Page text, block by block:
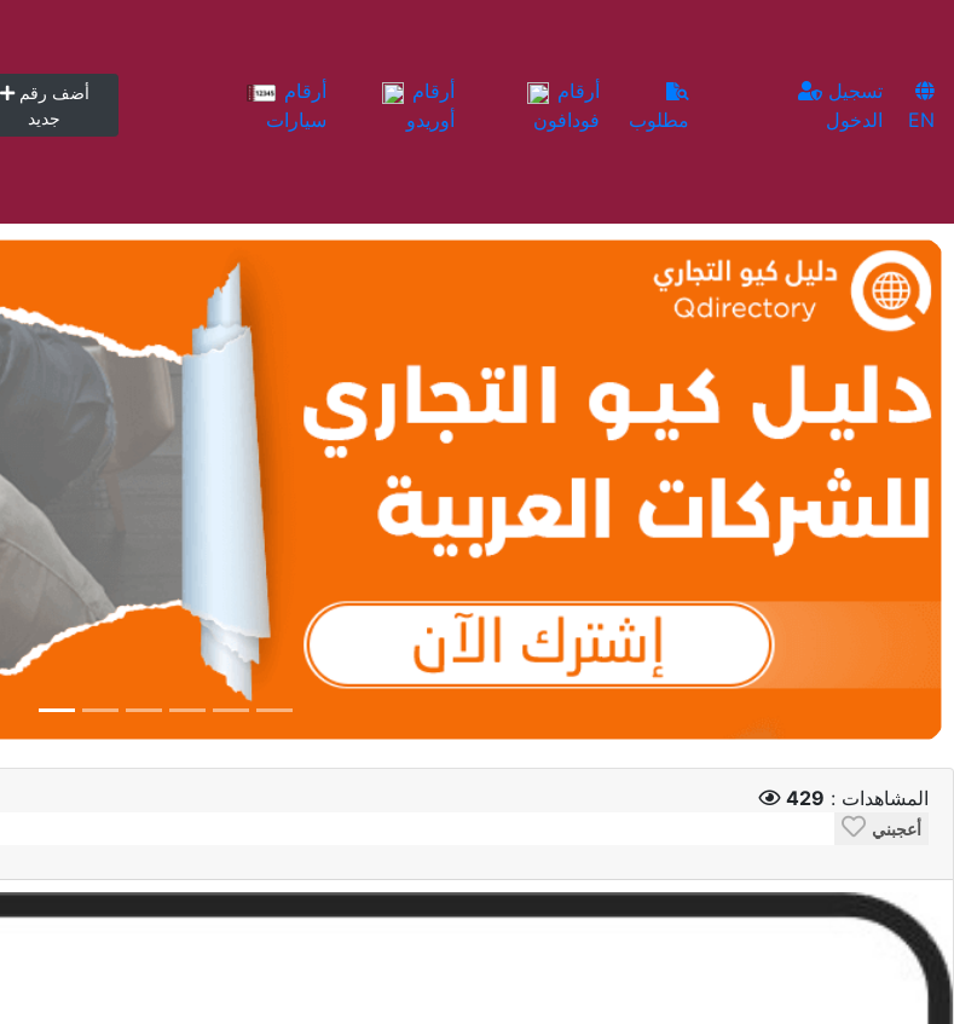
أضف رقم
جديد
سيارات
أوريدو
فودافون
مطلوب
الدخول
EN